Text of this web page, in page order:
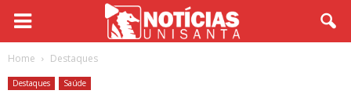
Home Destaques
Destaques Saúde